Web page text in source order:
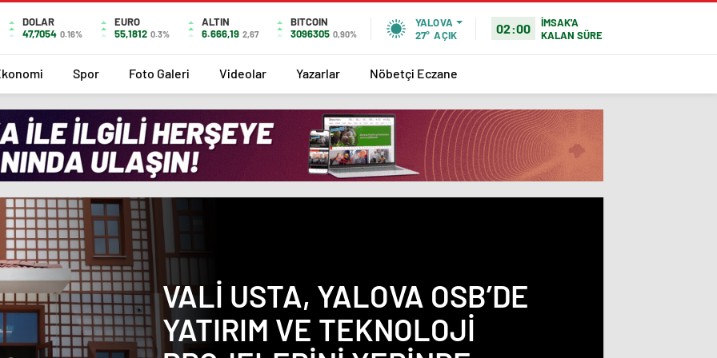
DOLAR
47,7054 0.16%
EURO
55,1812 0.3%
ALTIN
6.666,19 2,67
BITCOIN
3096305 0,90%
YALOVA
27° AÇIK 02:00
İMSAK'A
KALAN SÜRE
Spor Foto Galeri Videolar Yazarlar Nöbetçi Eczane
VALI USTA, YALOVA OSB’DE
YATIRIM VE TEKNOLOJI